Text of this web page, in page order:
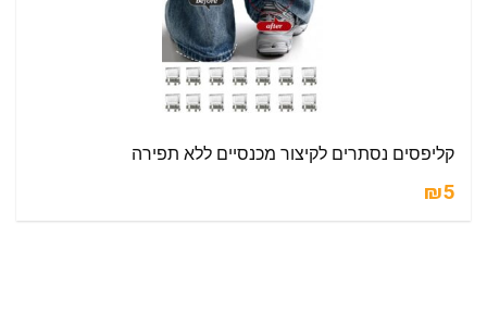
קליפסים נסתרים לקיצור מכנסיים ללא תפירה
₪5